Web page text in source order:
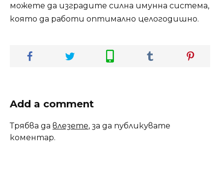
можете да изградите силна имунна система,
която да работи оптимално целогодишно.
Add a comment
Трябва да влезете, за да публикувате
коментар.